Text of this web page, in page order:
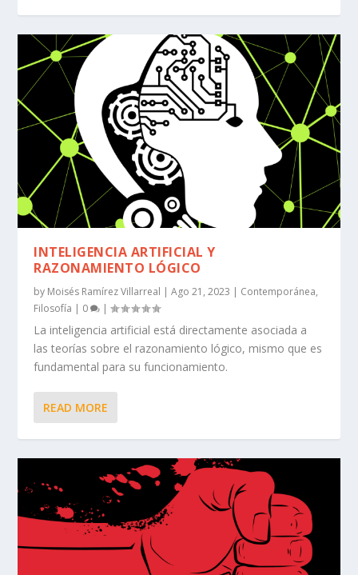
INTELIGENCIA ARTIFICIAL Y
RAZONAMIENTO LÓGICO
by Moisés Ramírez Villarreal |Ago 21, 2023 | Contemporánea,
Filosofía | 0 |
La inteligencia artificial está directamente asociada a
las teorías sobre el razonamiento lógico, mismo que es
fundamental para su funcionamiento.
READ MORE